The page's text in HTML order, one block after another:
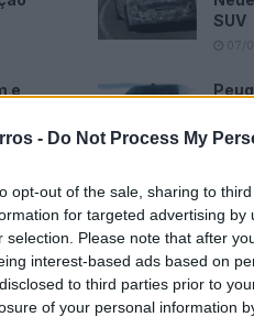
- Do Not Process My
opt-out of the sale, sharing to
for targeted advertising
selection. Please note that after
interest-based ads based on
to third parties prior to
of your personal information
SUV
07/
e
de
de todas as etapas. Nas